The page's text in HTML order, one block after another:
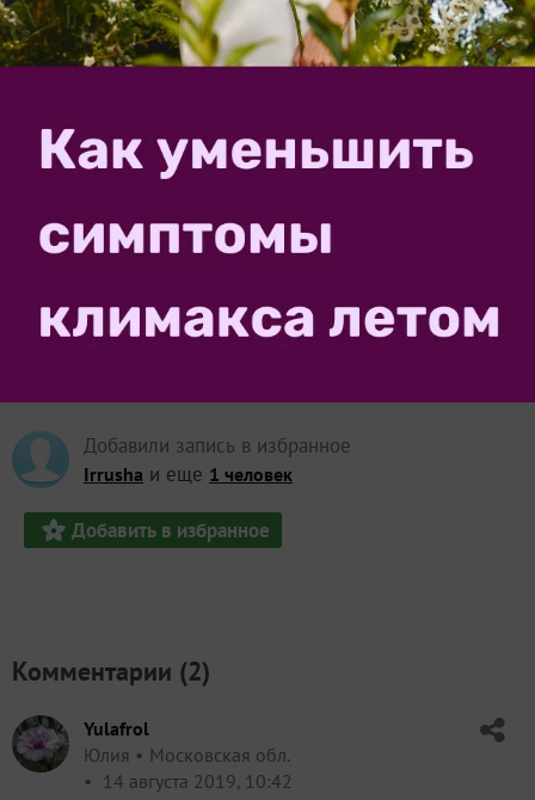
6 спасибо за запись
2в избранном 2316 просмотров
Автор записи:
Татьяна Головко
Нижний Новгород
13 августа 2019, 09:51
Сказать спасибо!
Добавили запись в избранное
Irrusha и еще 1 человек
Добавить в избранное
Комментарии (2)
Yulafrol
Юлия
Московская обл.
14 августа 2019, 10:42